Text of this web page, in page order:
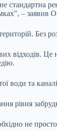
стандартна
– заявив
Без
відходів.
води та
рівня
не